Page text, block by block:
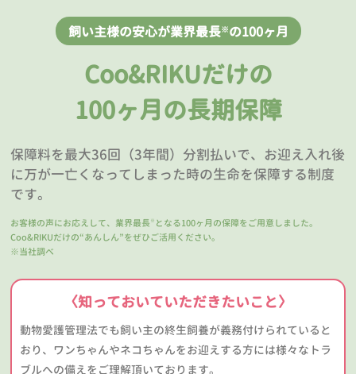
飼い主様の安心が業界最長※の100ヶ月
Coo&RIKUだけの
100ヶ月の長期保障
保障料を最大36回（3年間）分割払いで、お迎え入れ後
に万が一亡くなってしまった時の生命を保障する制度
です。
お客様の声にお応えして、業界最長 ※ となる100ヶ月の保障をご用意しました。
Coo&RIKUだけの“あんしん”をぜひご活用ください。
※当社調べ
〈知っておいていただきたいこと〉
動物愛護管理法でも飼い主の終生飼養が義務付けられていると
おり、ワンちゃんやネコちゃんをお迎えする方には様々なトラ
ブルへの備えをご理解頂いております。